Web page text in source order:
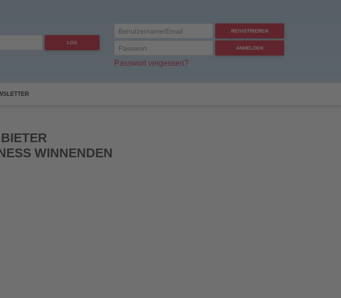
LOS
REGISTRIEREN
ANMELDEN
Passwort vergessen?
WINNENDEN